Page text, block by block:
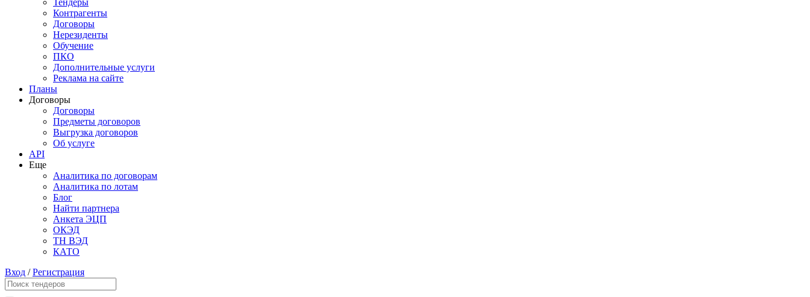
Тендеры
Контрагенты
Договоры
Нерезиденты
Обучение
ПКО
Дополнительные услуги
Реклама на сайте
Планы
Договоры
Договоры
Предметы договоров
Выгрузка договоров
Об услуге
API
Еще
Аналитика по договорам
Аналитика по лотам
Блог
Найти партнера
Анкета ЭЦП
ОКЭД
ТН ВЭД
КАТО
Вход /Регистрация